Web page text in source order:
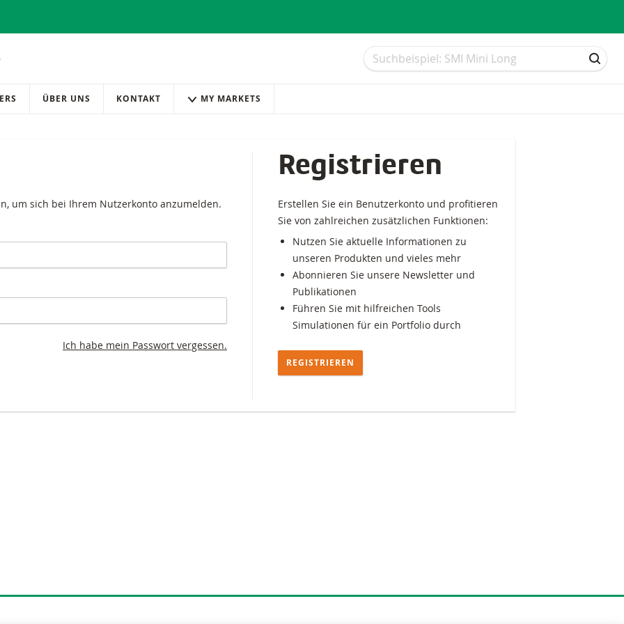
Suche
Suche
ÜBER UNS KONTAKT MY MARKETS
um sich bei Ihrem Nutzerkonto anzumelden.
Ich habe mein Passwort vergessen.
Registrieren
Erstellen Sie ein Benutzerkonto und profitieren
Sie von zahlreichen zusätzlichen Funktionen:
Nutzen Sie aktuelle Informationen zu
unseren Produkten und vieles mehr
Abonnieren Sie unsere Newsletter und
Publikationen
Führen Sie mit hilfreichen Tools
Simulationen für ein Portfolio durch
REGISTRIEREN